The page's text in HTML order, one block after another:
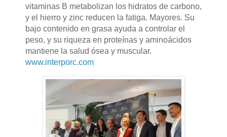
vitaminas B metabolizan los hidratos de carbono,
y el hierro y zinc reducen la fatiga. Mayores. Su
bajo contenido en grasa ayuda a controlar el
peso, y su riqueza en proteínas y aminoácidos
mantiene la salud ósea y muscular.
www.interporc.com